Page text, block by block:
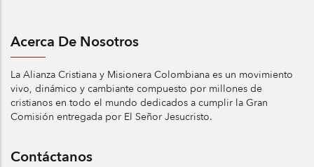
Acerca De Nosotros
La Alianza Cristiana y Misionera Colombiana es un movimiento
vivo, dinámico y cambiante compuesto por millones de
cristianos en todo el mundo dedicados a cumplir la Gran
Comisión entregada por El Señor Jesucristo.
Contáctanos